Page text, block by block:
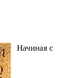
Начиная с